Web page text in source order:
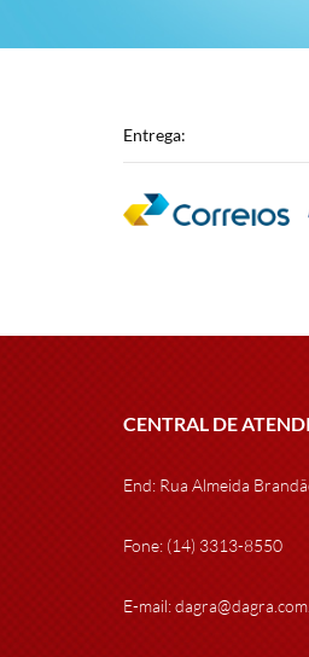
Entrega:
CENTRAL DE
End: Rua Almeida
Fone: (14) 3313-8550
E-mail: